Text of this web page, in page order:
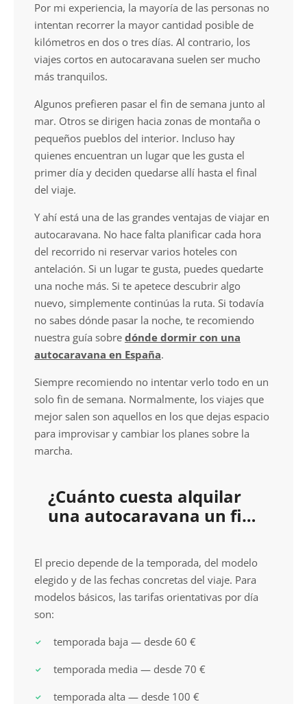
Por mi experiencia, la mayoría de las personas no
intentan recorrer la mayor cantidad posible de
kilómetros en dos o tres días. Al contrario, los
viajes cortos en autocaravana suelen ser mucho
más tranquilos.
Algunos prefieren pasar el fin de semana junto al
mar. Otros se dirigen hacia zonas de montaña o
pequeños pueblos del interior. Incluso hay
quienes encuentran un lugar que les gusta el
primer día y deciden quedarse allí hasta el final
del viaje.
Y ahí está una de las grandes ventajas de viajar en
autocaravana. No hace falta planificar cada hora
del recorrido ni reservar varios hoteles con
antelación. Si un lugar te gusta, puedes quedarte
una noche más. Si te apetece descubrir algo
nuevo, simplemente continúas la ruta. Si todavía
no sabes dónde pasar la noche, te recomiendo
nuestra guía sobre dónde dormir con una
autocaravana en España.
Siempre recomiendo no intentar verlo todo en un
solo fin de semana. Normalmente, los viajes que
mejor salen son aquellos en los que dejas espacio
para improvisar y cambiar los planes sobre la
marcha.
¿Cuánto cuesta alquilar
una autocaravana un fin
El precio depende de la temporada, del modelo
elegido y de las fechas concretas del viaje. Para
modelos básicos, las tarifas orientativas por día
son:
temporada baja — desde 60 €
temporada media — desde 70 €
temporada alta — desde 100 €